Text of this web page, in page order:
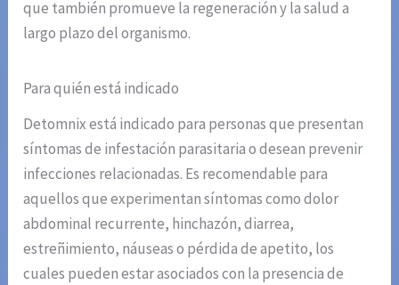
que también promueve la regeneración y la salud a
largo plazo del organismo.
Para quién está indicado
Detomnix está indicado para personas que presentan
síntomas de infestación parasitaria o desean prevenir
infecciones relacionadas. Es recomendable para
aquellos que experimentan síntomas como dolor
abdominal recurrente, hinchazón, diarrea,
estreñimiento, náuseas o pérdida de apetito, los
cuales pueden estar asociados con la presencia de